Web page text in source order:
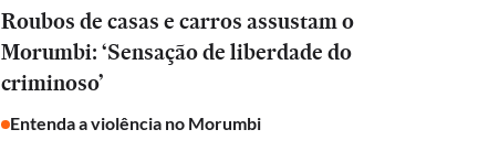
Roubos de casas e carros assustam o
Morumbi: ‘Sensação de liberdade do
criminoso’
Entenda a violência no Morumbi